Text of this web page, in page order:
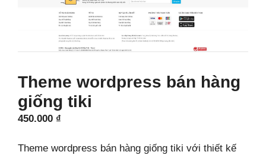
Theme wordpress bán hàng
giống tiki
450.000 ₫
Theme wordpress bán hàng giống tiki với thiết kế